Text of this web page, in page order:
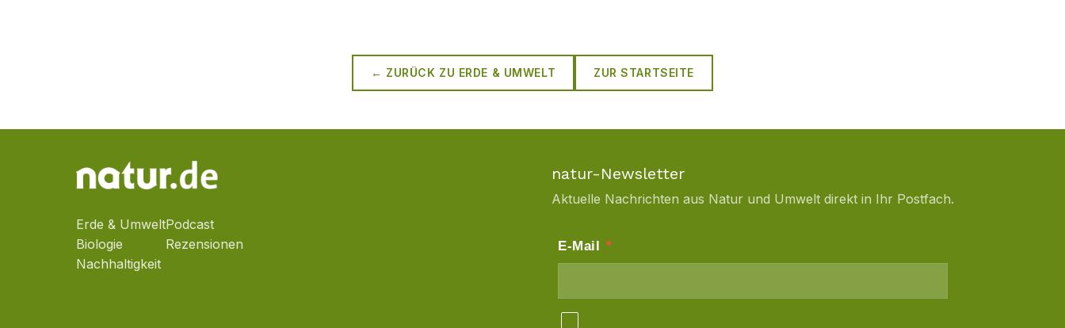
← ZURÜCK ZU ERDE & UMWELT ZUR STARTSEITE
Erde & Umwelt
Biologie
Nachhaltigkeit
Podcast
Rezensionen
natur-Newsletter
Aktuelle Nachrichten aus Natur und Umwelt direkt in Ihr Postfach.